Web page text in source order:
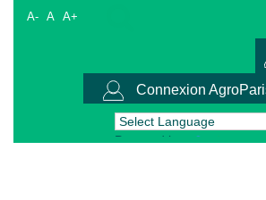
A- A A+
Connexion
Powered by